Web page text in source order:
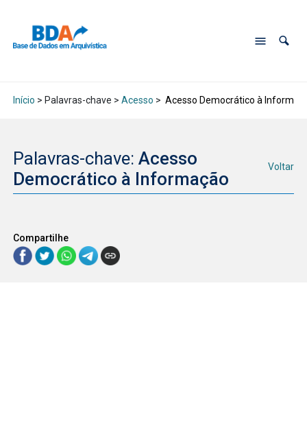
Início > Palavras-chave > Acesso > Acesso Democrático à
Palavras-chave: Acesso
Democrático à Informação
Voltar
Compartilhe